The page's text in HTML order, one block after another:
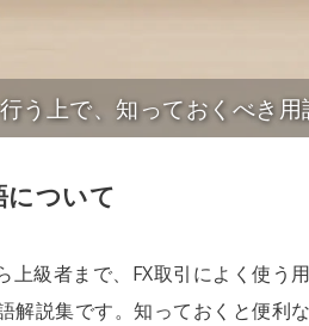
う上で、知っておくべき
について
上級者まで、FX取引によく使う
解説集です。知っておくと便利